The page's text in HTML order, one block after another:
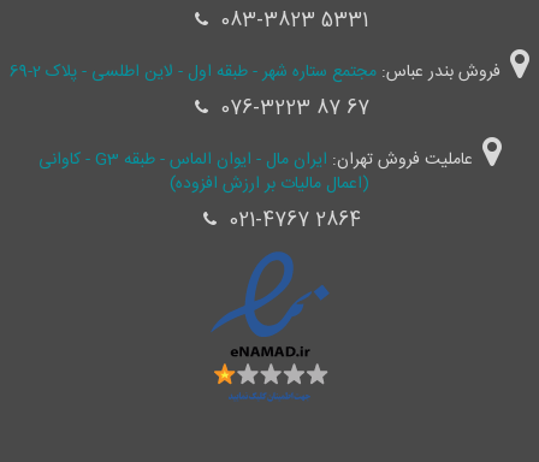
083-3823 5331
فروش بندر عباس: مجتمع ستاره شهر - طبقه اول - لاین اطلسی - پلاک 2-69
076-3223 87 67
عاملیت فروش تهران:
ایران مال - ایوان الماس - طبقه G3 - کاوانی
(اعمال مالیات بر ارزش افزوده)
021-4767 2864